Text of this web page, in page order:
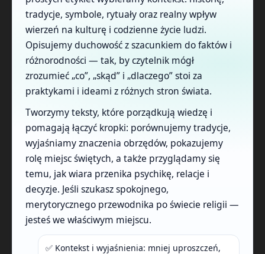
tradycje, symbole, rytuały oraz realny wpływ
wierzeń na kulturę i codzienne życie ludzi.
Opisujemy duchowość z szacunkiem do faktów i
różnorodności — tak, by czytelnik mógł
zrozumieć „co”, „skąd” i „dlaczego” stoi za
praktykami i ideami z różnych stron świata.
Tworzymy teksty, które porządkują wiedzę i
pomagają łączyć kropki: porównujemy tradycje,
wyjaśniamy znaczenia obrzędów, pokazujemy
rolę miejsc świętych, a także przyglądamy się
temu, jak wiara przenika psychikę, relacje i
decyzje. Jeśli szukasz spokojnego,
merytorycznego przewodnika po świecie religii —
jesteś we właściwym miejscu.
✅ Kontekst i wyjaśnienia: mniej uproszczeń,